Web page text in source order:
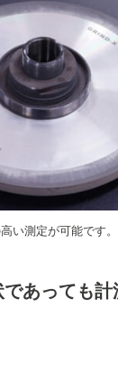
い測定が可能です。
あっても計